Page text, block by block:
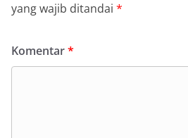
yang wajib ditandai *
Komentar*